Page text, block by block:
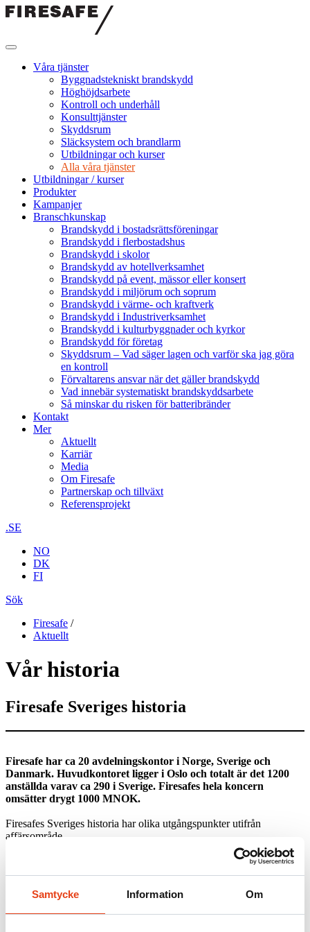
Samtycke Information Om
Hoppa
Firesafe
Våra tjänster
Byggnadstekniskt brandskydd
Höghöjdsarbete
Kontroll och underhåll
Konsulttjänster
Skyddsrum
Släcksystem och brandlarm
Utbildningar och kurser
Alla våra tjänster
Utbildningar / kurser
Produkter
Kampanjer
Branschkunskap
Brandskydd i bostadsrättsföreningar
Brandskydd i flerbostadshus
Brandskydd i skolor
Brandskydd av hotellverksamhet
Brandskydd på event, mässor eller konsert
Brandskydd i miljörum och soprum
Brandskydd i värme- och kraftverk
Brandskydd i Industriverksamhet
Brandskydd i kulturbyggnader och kyrkor
Brandskydd för företag
Skyddsrum – Vad säger lagen och varför ska jag göra
en kontroll
Förvaltarens ansvar när det gäller brandskydd
Vad innebär systematiskt brandskyddsarbete
Så minskar du risken för batteribränder
Kontakt
Mer
Aktuellt
Karriär
Media
Om Firesafe
Partnerskap och tillväxt
Referensprojekt
.SE
NO
DK
FI
Sök
Firesafe /
Aktuellt
Vår historia
Firesafe Sveriges historia
Firesafe har ca 20 avdelningskontor i Norge, Sverige och
Danmark. Huvudkontoret ligger i Oslo och totalt är det 1200
anställda varav ca 290 i Sverige. Firesafes hela koncern
omsätter drygt 1000 MNOK.
Firesafes Sveriges historia har olika utgångspunkter utifrån
affärsområde.
En av startpunkterna är den byggnadstekniska avdelningen som har